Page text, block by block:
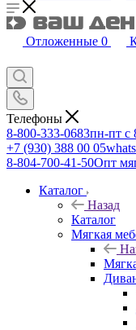
Отложенные 0
Телефоны
8-800-333-0683пн-пт с
+7 (930) 388 00 05
8-804-700-41-50Опт
Каталог
Назад
Каталог
Мягкая